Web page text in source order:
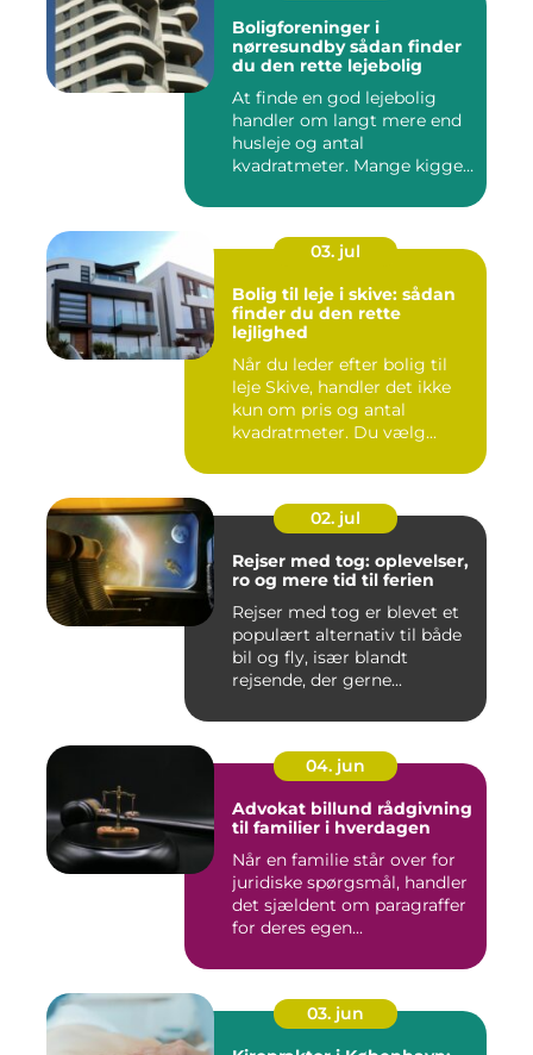
Boligforeninger i
nørresundby sådan finder
du den rette lejebolig
At finde en god lejebolig
handler om langt mere end
husleje og antal
kvadratmeter. Mange kigger
03. jul
Bolig til leje i skive: sådan
finder du den rette
lejlighed
Når du leder efter bolig til
leje Skive, handler det ikke
kun om pris og antal
kvadratmeter. Du vælg...
02. jul
Rejser med tog: oplevelser,
ro og mere tid til ferien
Rejser med tog er blevet et
populært alternativ til både
bil og fly, især blandt
rejsende, der gerne...
04. jun
Advokat billund rådgivning
til familier i hverdagen
Når en familie står over for
juridiske spørgsmål, handler
det sjældent om paragraffer
for deres egen...
03. jun